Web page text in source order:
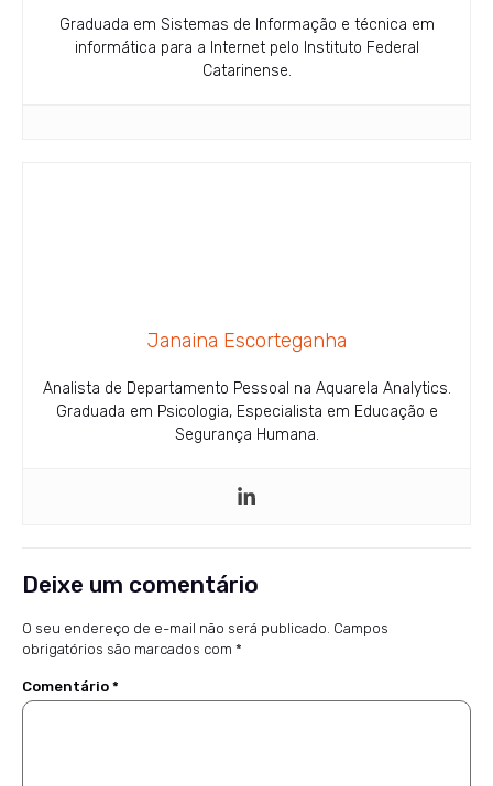
Graduada em Sistemas de Informação e técnica em
informática para a Internet pelo Instituto Federal
Catarinense.
Janaina Escorteganha
Analista de Departamento Pessoal na Aquarela Analytics.
Graduada em Psicologia, Especialista em Educação e
Segurança Humana.
Deixe um comentário
O seu endereço de e-mail não será publicado. Campos
obrigatórios são marcados com *
Comentário *